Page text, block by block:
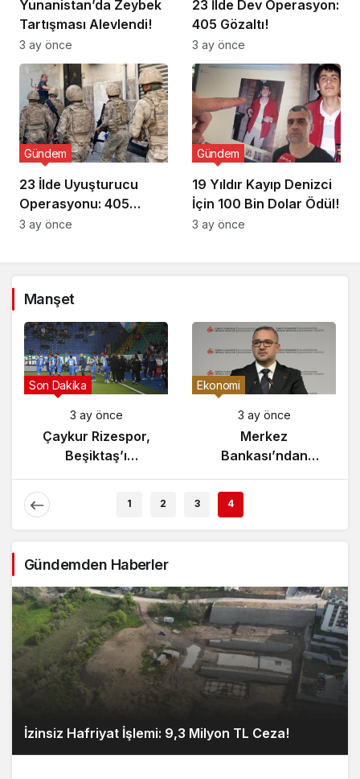
Yunanistan’da Zeybek
Tartışması Alevlendi!
3 ay önce
23 İlde Dev Operasyon:
405 Gözaltı!
3 ay önce
23 İlde Uyuşturucu
Operasyonu: 405
Gözaltı!
Gündem
3 ay önce
19 Yıldır Kayıp Denizci
İçin 100 Bin Dolar Ödül!
Gündem
3 ay önce
Manşet
Gündem
3 ay önce
Yunanistan’da
Zeybek Tartışması
Son Dakika
3 ay önce
Çaykur Rizespor,
Beşiktaş’ı
1 2 3 4
Gündemden Haberler
İzinsiz Hafriyat İşlemi: 9,3 Milyon TL Ceza!